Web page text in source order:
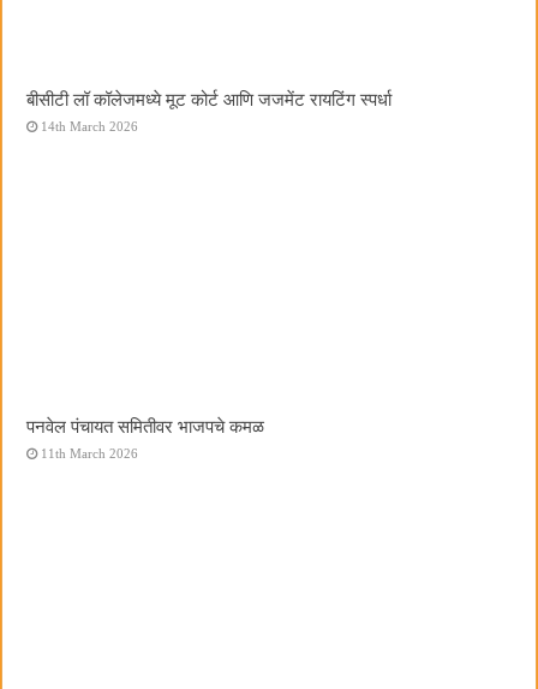
बीसीटी लॉ कॉलेजमध्ये मूट कोर्ट आणि जजमेंट रायटिंग स्पर्धा
14th March 2026
पनवेल पंचायत समितीवर भाजपचे कमळ
11th March 2026